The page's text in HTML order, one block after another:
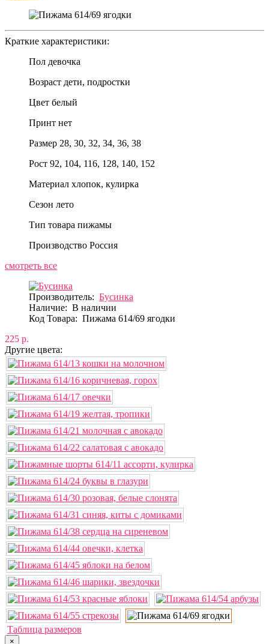
Краткие характеристики:
Пол девочка
Возраст дети, подростки
Цвет белый
Принт нет
Размер 28, 30, 32, 34, 36, 38
Рост 92, 104, 116, 128, 140, 152
Материал хлопок, кулирка
Сезон лето
Тип товара пижамы
Производство Россия
смотреть все
Производитель: Бусинка
Наличие: В наличии
Код Товара: Пижама 614/69 ягодки
225 р.
Другие цвета:
Таблица размеров
×